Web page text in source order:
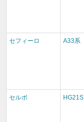
セフィーロ A33系
セルボ HG21S